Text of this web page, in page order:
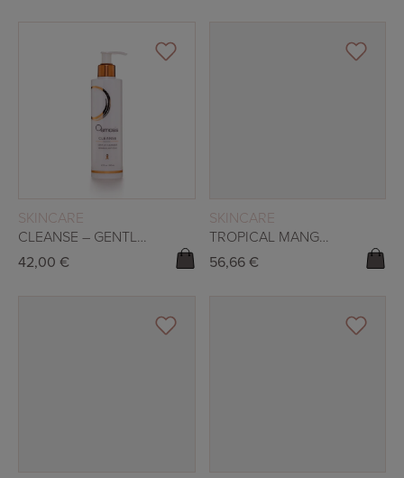
READ MORE
SKINCARE
CLEANSE – GENTLE CLEANSER 200ML
42,00 €
READ MORE
SKINCARE
TROPICAL MANGO- BARRIER REPAIR MASK
56,66€